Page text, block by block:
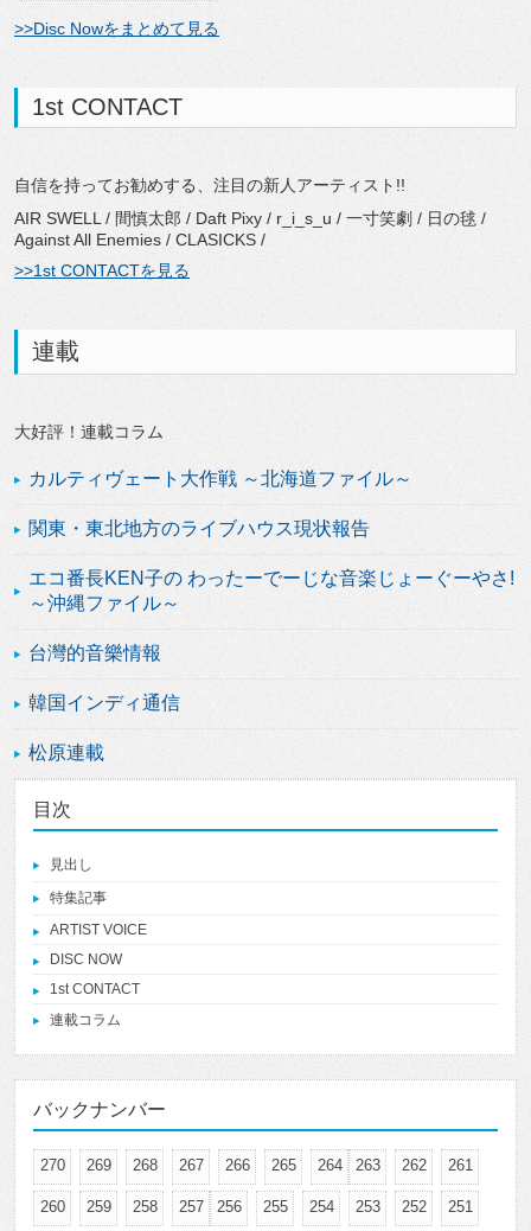
>>Disc Nowをまとめて見る
1st CONTACT
自信を持ってお勧めする、注目の新人アーティスト!!
AIR SWELL / 間慎太郎 / Daft Pixy / r_i_s_u / 一寸笑劇 / 日の毬 /
Against All Enemies / CLASICKS /
>>1st CONTACTを見る
連載
大好評！連載コラム
カルティヴェート大作戦 ～北海道ファイル～
関東・東北地方のライブハウス現状報告
エコ番長KEN子の わったーでーじな音楽じょーぐーやさ!
～沖縄ファイル～
台灣的音樂情報
韓国インディ通信
松原連載
目次
見出し
特集記事
ARTIST VOICE
DISC NOW
1st CONTACT
連載コラム
バックナンバー
270 269 268 267 266 265 264 263 262 261
260 259 258 257 256 255 254 253 252 251